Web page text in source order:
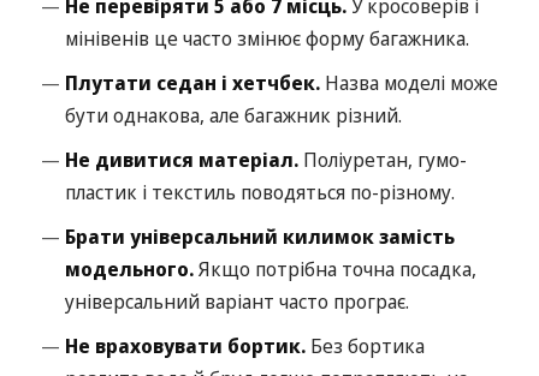
Не перевіряти 5 або 7 місць. У кросоверів і
мінівенів це часто змінює форму багажника.
Плутати седан і хетчбек. Назва моделі може
бути однакова, але багажник різний.
Не дивитися матеріал. Поліуретан, гумо-
пластик і текстиль поводяться по-різному.
Брати універсальний килимок замість
модельного.Якщо потрібна точна посадка,
універсальний варіант часто програє.
Не враховувати бортик. Без бортика